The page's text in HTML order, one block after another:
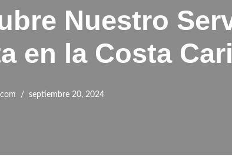
Nuestro
en la Costa
septiembre 20, 2024